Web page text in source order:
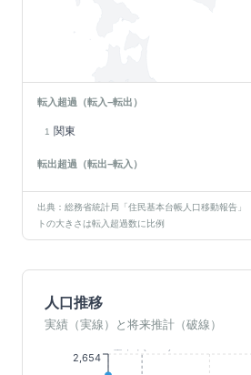
転入超過（転入−転出）
1 関東
転出超過（転出−転入）
出典：総務省統計局「住民基本台帳人口移動報告」
トの大きさは転入超過数に比例
人口推移
実績（実線）と将来推計（破線）
2,654